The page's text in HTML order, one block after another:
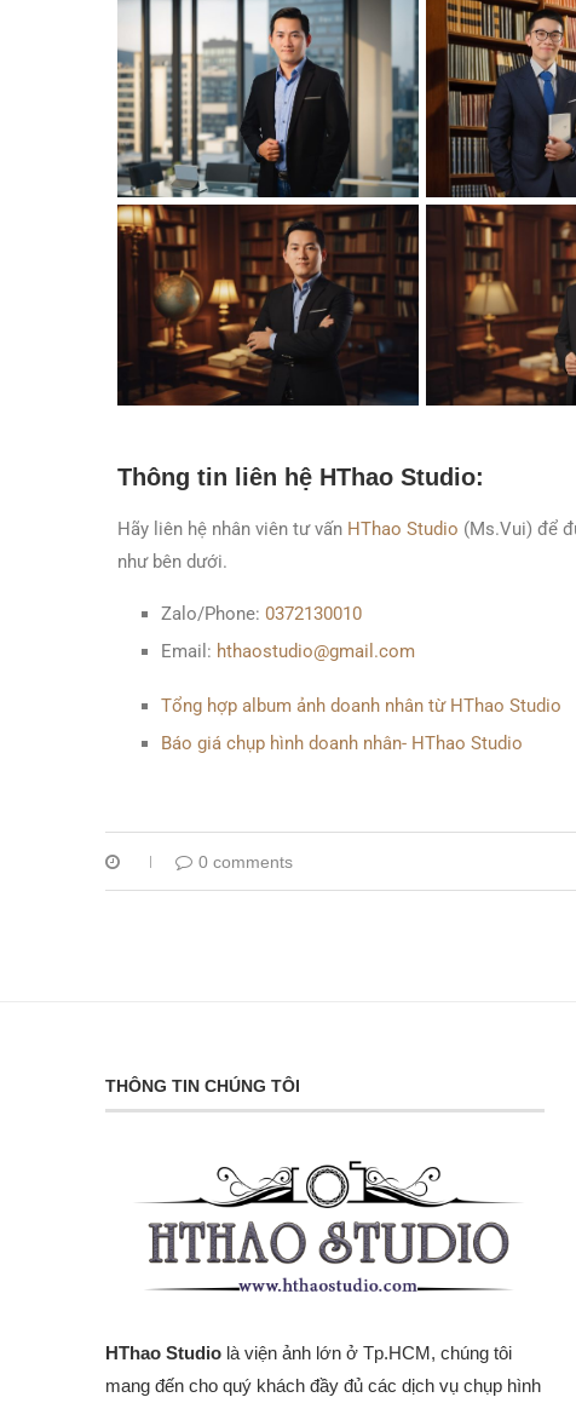
Thông tin liên hệ HThao Studio:
Hãy liên hệ nhân viên tư vấn HThao Studio (Ms.Vui) để
như bên dưới.
Zalo/Phone: 0372130010
Email: hthaostudio@gmail.com
Tổng hợp album ảnh doanh nhân từ HThao Studio
Báo giá chụp hình doanh nhân- HThao Studio
0 comments
THÔNG TIN CHÚNG TÔI
HThao Studio là viện ảnh lớn ở Tp.HCM, chúng tôi
mang đến cho quý khách đầy đủ các dịch vụ chụp hình